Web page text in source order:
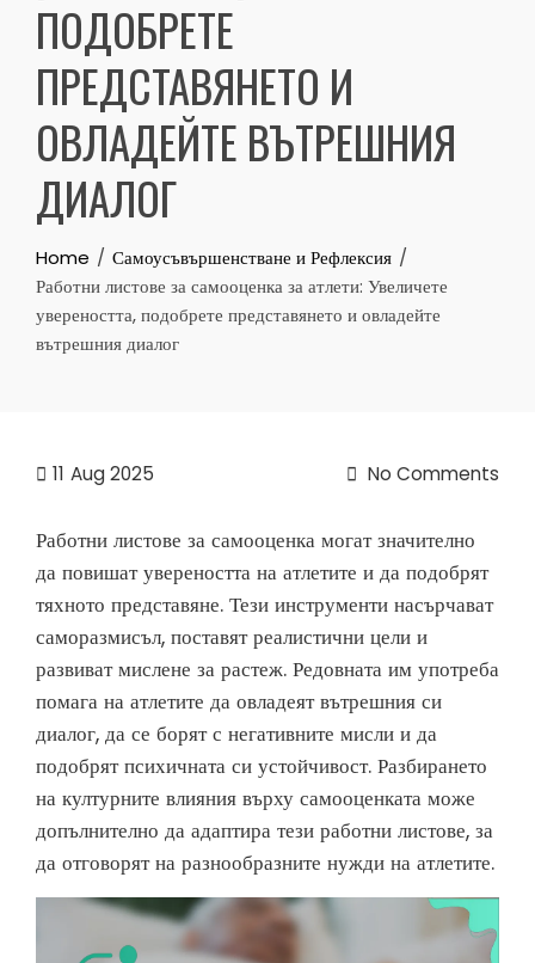
ПОДОБРЕТЕ
ПРЕДСТАВЯНЕТО И
ОВЛАДЕЙТЕ ВЪТРЕШНИЯ
ДИАЛОГ
Home
Самоусъвършенстване и Рефлексия
Работни листове за самооценка за атлети: Увеличете
увереността, подобрете представянето и овладейте
вътрешния диалог
11 Aug 2025 No Comments
Работни листове за самооценка могат значително
да повишат увереността на атлетите и да подобрят
тяхното представяне. Тези инструменти насърчават
саморазмисъл, поставят реалистични цели и
развиват мислене за растеж. Редовната им употреба
помага на атлетите да овладеят вътрешния си
диалог, да се борят с негативните мисли и да
подобрят психичната си устойчивост. Разбирането
на културните влияния върху самооценката може
допълнително да адаптира тези работни листове, за
да отговорят на разнообразните нужди на атлетите.